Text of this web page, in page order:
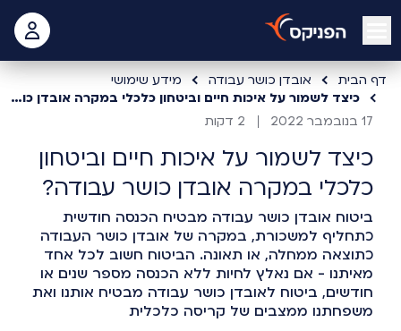
open mobile menu
דף הבית אובדן כושר עבודה
מידע שימושי
כיצד לשמור על איכות חיים וביטחון כלכלי במקרה אובדן כושר עבודה?
17 בנובמבר 2022
2 דקות
כיצד לשמור על איכות חיים וביטחון
כלכלי במקרה אובדן כושר עבודה?
ביטוח אובדן כושר עבודה מבטיח הכנסה חודשית
כתחליף למשכורת, במקרה של אובדן כושר העבודה
כתוצאה ממחלה, או תאונה. הביטוח חשוב לכל אחד
מאיתנו - אם נאלץ לחיות ללא הכנסה מספר שנים או
חודשים, ביטוח לאובדן כושר עבודה מבטיח אותנו ואת
משפחתנו ממצבים של קריסה כלכלית